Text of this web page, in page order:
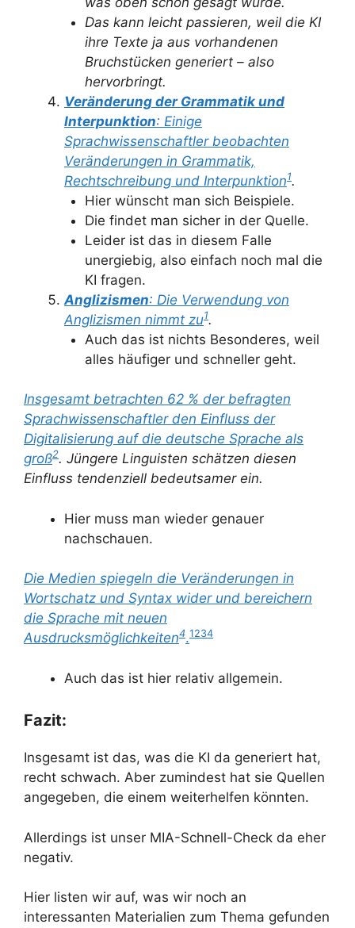
Das kann leicht passieren, weil die KI
ihre Texte ja aus vorhandenen
Bruchstücken generiert – also
hervorbringt.
Veränderung der Grammatik und
Interpunktion: Einige
Sprachwissenschaftler beobachten
Veränderungen in Grammatik,
Rechtschreibung und Interpunktion1.
Hier wünscht man sich Beispiele.
Die findet man sicher in der Quelle.
Leider ist das in diesem Falle
unergiebig, also einfach noch mal die
KI fragen.
Anglizismen: Die Verwendung von
Anglizismen nimmt zu1.
Auch das ist nichts Besonderes, weil
alles häufiger und schneller geht.
Insgesamt betrachten 62 % der befragten
Sprachwissenschaftler den Einfluss der
Digitalisierung auf die deutsche Sprache als
groß2. Jüngere Linguisten schätzen diesen
Einfluss tendenziell bedeutsamer ein.
Hier muss man wieder genauer
nachschauen.
Die Medien spiegeln die Veränderungen in
Wortschatz und Syntax wider und bereichern
die Sprache mit neuen
Ausdrucksmöglichkeiten4.1234
Auch das ist hier relativ allgemein.
Fazit:
Insgesamt ist das, was die KI da generiert hat,
recht schwach. Aber zumindest hat sie Quellen
angegeben, die einem weiterhelfen könnten.
Allerdings ist unser MIA-Schnell-Check da eher
negativ.
Hier listen wir auf, was wir noch an
interessanten Materialien zum Thema gefunden